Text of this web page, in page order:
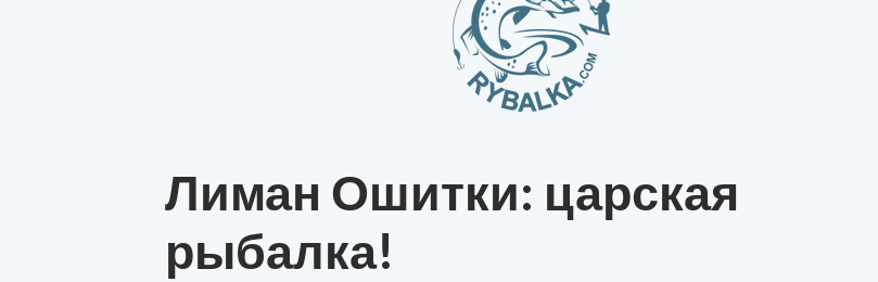
Лиман Ошитки: царская
рыбалка!